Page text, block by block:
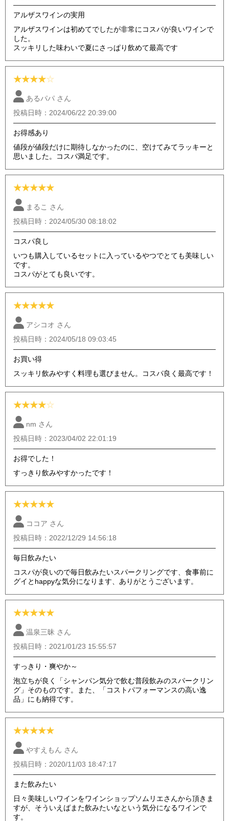
アルザスワインの実用
アルザスワインは初めてでしたが非常にコスパが良いワインで
した。
スッキリした味わいで夏にさっぱり飲めて最高です
★★★★☆
あるパパ さん
投稿日時：2024/06/22 20:39:00
お得感あり
値段が値段だけに期待しなかったのに、空けてみてラッキーと
思いました。コスパ満足です。
★★★★★
まるこ さん
投稿日時：2024/05/30 08:18:02
コスパ良し
いつも購入しているセットに入っているやつでとても美味しい
です。
コスパがとても良いです。
★★★★★
アシコオ さん
投稿日時：2024/05/18 09:03:45
お買い得
スッキリ飲みやすく料理も選びません。コスパ良く最高です！
★★★★☆
nm さん
投稿日時：2023/04/02 22:01:19
お得でした！
すっきり飲みやすかったです！
★★★★★
ココア さん
投稿日時：2022/12/29 14:56:18
毎日飲みたい
コスパが良いので毎日飲みたいスパークリングです、食事前に
グイとhappyな気分になります、ありがとうございます。
★★★★★
温泉三昧 さん
投稿日時：2021/01/23 15:55:57
すっきり・爽やか～
泡立ちが良く「シャンパン気分で飲む普段飲みのスパークリン
グ」そのものです。また、「コストパフォーマンスの高い逸
品」にも納得です。
★★★★★
やすえもん さん
投稿日時：2020/11/03 18:47:17
また飲みたい
日々美味しいワインをワインショップソムリエさんから頂きま
すが、そういえばまた飲みたいなという気分になるワインで
す。